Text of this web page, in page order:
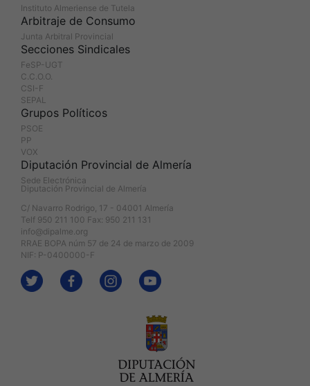
Instituto Almeriense de Tutela
Arbitraje de Consumo
Junta Arbitral Provincial
Secciones Sindicales
FeSP-UGT
C.C.O.O.
CSI-F
SEPAL
Grupos Políticos
PSOE
PP
VOX
Diputación Provincial de Almería
Sede Electrónica
Diputación Provincial de Almería
C/ Navarro Rodrigo, 17 - 04001 Almería
Telf 950 211 100 Fax: 950 211 131
info@dipalme.org
RRAE BOPA núm 57 de 24 de marzo de 2009
NIF: P-0400000-F